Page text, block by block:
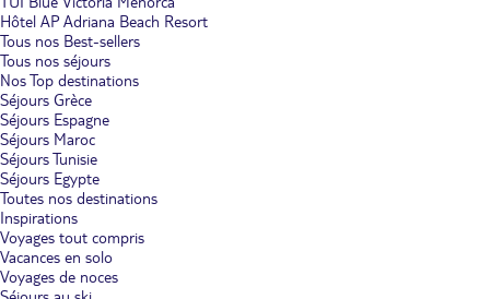
Hôtel AP Adriana Beach Resort
Tous nos Best-sellers
Tous nos séjours
Nos Top destinations
Séjours Grèce
Séjours Espagne
Séjours Maroc
Séjours Tunisie
Séjours Egypte
Toutes nos destinations
Inspirations
Voyages tout compris
Vacances en solo
Voyages de noces